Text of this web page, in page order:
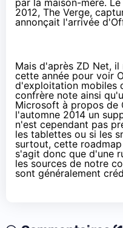
par la maison-mère.
2012, The Verge,
annonçait l'arrivée
Mais d'après ZD Net,
cette année pour voir
d'exploitation mobiles
confrère note ainsi
Microsoft à propos de
l'automne 2014 un
n'est cependant pas
les tablettes ou si les
surtout, cette
s'agit donc que d'une
les sources de notre
sont généralement